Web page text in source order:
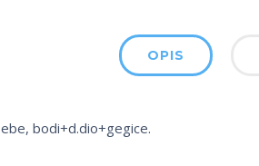
OPIS
bodi+d.dio+gegice.